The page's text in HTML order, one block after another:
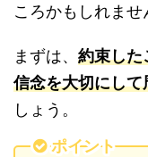
ころかもしれませ
まずは、 約束した
信念を大切にし
しょう。
ポイント